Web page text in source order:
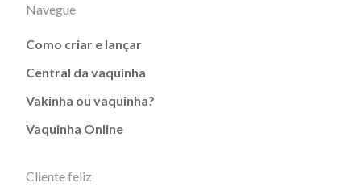
Navegue
Como criar e lançar
Central da vaquinha
Vakinha ou vaquinha?
Vaquinha Online
Cliente feliz